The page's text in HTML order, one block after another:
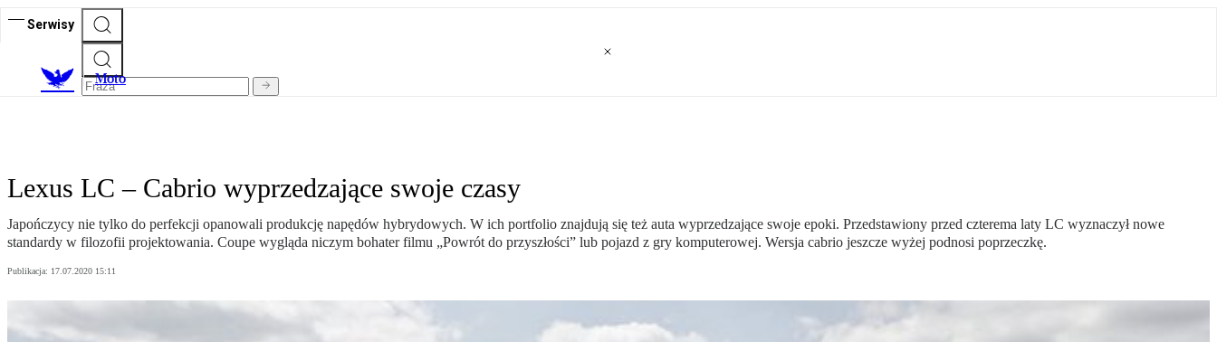
Serwisy
Moto
Lexus LC – Cabrio wyprzedzające swoje czasy
Japończycy nie tylko do perfekcji opanowali produkcję napędów hybrydowych. W ich portfolio znajdują się też auta wyprzedzające swoje epoki. Przedstawiony przed czterema laty LC wyznaczył nowe
standardy w filozofii projektowania. Coupe wygląda niczym bohater filmu „Powrót do przyszłości” lub pojazd z gry komputerowej. Wersja cabrio jeszcze wyżej podnosi poprzeczkę.
Publikacja: 17.07.2020 15:11